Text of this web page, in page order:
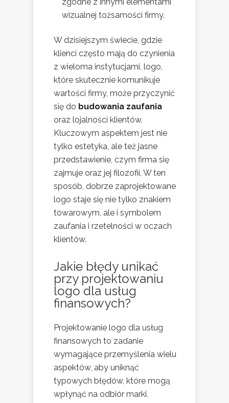
wizualnej tożsamości firmy.
W dzisiejszym świecie, gdzie
klienci często mają do czynienia
z wieloma instytucjami, logo,
które skutecznie komunikuje
wartości firmy, może przyczynić
się do budowania zaufania
oraz lojalności klientów.
Kluczowym aspektem jest nie
tylko estetyka, ale też jasne
przedstawienie, czym firma się
zajmuje oraz jej filozofii. W ten
sposób, dobrze zaprojektowane
logo staje się nie tylko znakiem
towarowym, ale i symbolem
zaufania i rzetelności w oczach
klientów.
Jakie błędy unikać
przy projektowaniu
logo dla usług
finansowych?
Projektowanie logo dla usług
finansowych to zadanie
wymagające przemyślenia wielu
aspektów, aby uniknąć
typowych błędów, które mogą
wpłynąć na odbiór marki.